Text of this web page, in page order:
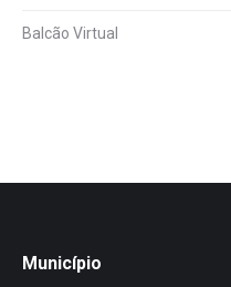
Balcão Virtual
Município